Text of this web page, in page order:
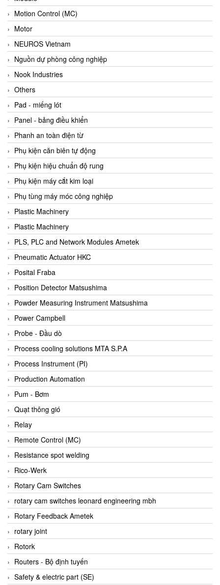
Beacon Extender
Beckhoff
Bedook
Bei Sensor
Beijer
Beinlich-pumps
Beka
BEKO
Belimo
Benetech Vietnam
Bently Nevada
Bentone Vietnam
Bernstein Vietnam
Berthold
Bestech
Bestech
BETA
Bifold
Bihl+wiedemann
Bihl+wiedemann
Bilz
Binder Connector
Biotech
BirdX Vietnam
BK Vibro
Black Box
BlackBox Vietnam
BLAGDON PUMP
Bloom Engineering
Boneng
Bopp & Reuther Messtechnik
Bosch
Boydcorp
BRAUN Vietnam
Brinkmann Pumpen
BRONKHORST
Brook Instrument
Brooks Instrument Vietnam
Motion Control (MC)
Motor
NEUROS Vietnam
Nguồn dự phòng công nghiệp
Nook Industries
Others
Pad - miếng lót
Panel - bảng điều khiển
Phanh an toàn điện từ
Phụ kiện căn biên tự động
Phụ kiện hiệu chuẩn độ rung
Phụ kiện máy cắt kim loại
Phụ tùng máy móc công nghiệp
Plastic Machinery
Plastic Machinery
PLS, PLC and Network Modules Ametek
Pneumatic Actuator HKC
Posital Fraba
Position Detector Matsushima
Powder Measuring Instrument Matsushima
Power Campbell
Probe - Đầu dò
Process cooling solutions MTA S.P.A
Process Instrument (PI)
Production Automation
Pum - Bơm
Quạt thông gió
Relay
Remote Control (MC)
Resistance spot welding
Rico-Werk
Rotary Cam Switches
rotary cam switches leonard engineering mbh
Rotary Feedback Ametek
rotary joint
Rotork
Routers - Bộ định tuyến
Safety & electric part (SE)